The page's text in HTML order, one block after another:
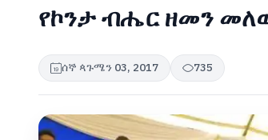
የኮንታ ብሔር ዘመን
ሰኞ ጳጉሜን 03, 2017 735